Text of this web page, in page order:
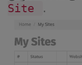
Site
.